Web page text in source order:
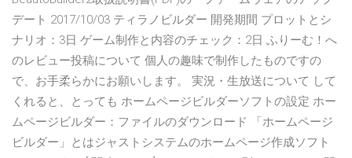
デート 2017/10/03 ティラノビルダー 開発期間 プロットとシ
ナリオ：3日 ゲーム制作と内容のチェック：2日 ふりーむ！へ
のレビュー投稿について 個人の趣味で制作したものですの
で、お手柔らかにお願いします。 実況・生放送について して
くれると、とっても ホームページビルダーソフトの設定 ホー
ムページビルダー：ファイルのダウンロード 「ホームページ
ビルダー」とはジャストシステムのホームページ作成ソフト